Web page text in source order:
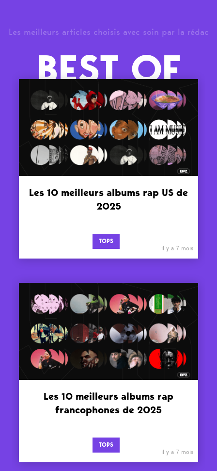
Les meilleurs articles choisis avec soin par la rédac
BEST OF
Les 10 meilleurs albums rap US de
2025
TOPS
il y a 7 mois
Les 10 meilleurs albums rap
francophones de 2025
TOPS
il y a 7 mois